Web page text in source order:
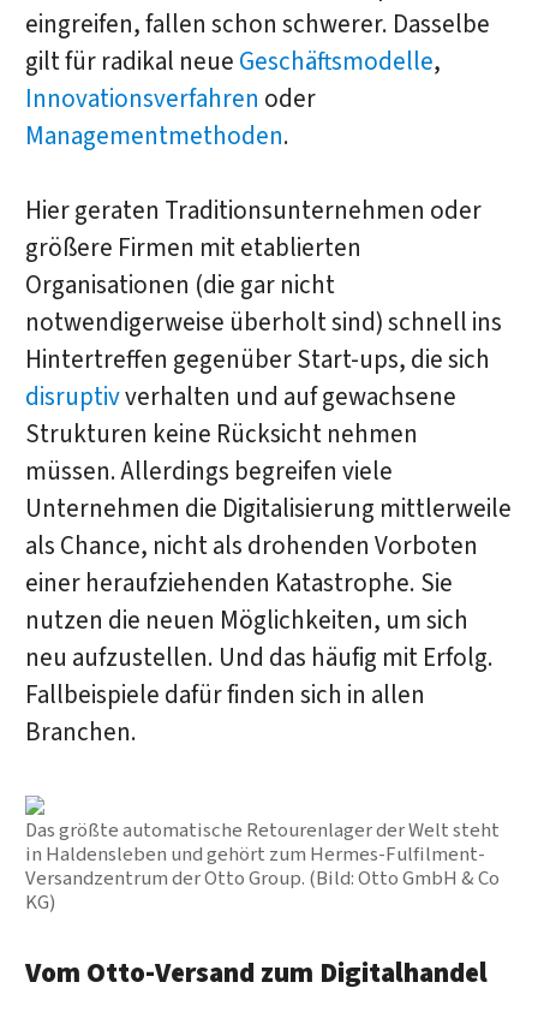
eingreifen, fallen schon schwerer. Dasselbe
gilt für radikal neue Geschäftsmodelle,
Innovationsverfahren oder
Managementmethoden.
Hier geraten Traditionsunternehmen oder
größere Firmen mit etablierten
Organisationen (die gar nicht
notwendigerweise überholt sind) schnell ins
Hintertreffen gegenüber Start-ups, die sich
disruptivverhalten und auf gewachsene
Strukturen keine Rücksicht nehmen
müssen. Allerdings begreifen viele
Unternehmen die Digitalisierung mittlerweile
als Chance, nicht als drohenden Vorboten
einer heraufziehenden Katastrophe. Sie
nutzen die neuen Möglichkeiten, um sich
neu aufzustellen. Und das häufig mit Erfolg.
Fallbeispiele dafür finden sich in allen
Branchen.
Das größte automatische Retourenlager der Welt steht
in Haldensleben und gehört zum Hermes-Fulfilment-
Versandzentrum der Otto Group. (Bild: Otto GmbH & Co
KG)
Vom Otto-Versand zum Digitalhandel